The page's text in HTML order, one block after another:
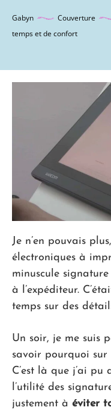
Gabyn Couverture
temps et de confort
Je n’en pouvais
électroniques à
minuscule
à l’expéditeur.
temps sur des
Un soir, je me suis
savoir pourquoi sur
C’est là que j’ai
l’utilité des
justement à éviter